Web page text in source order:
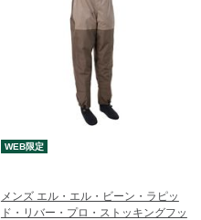
WEB限定
メンズ エル・エル・ビーン・ラピッ
ド・リバー・プロ・ストッキングフッ